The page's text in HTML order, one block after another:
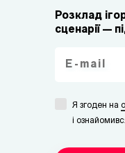
Розклад
сценарії —
Я згоден на
i